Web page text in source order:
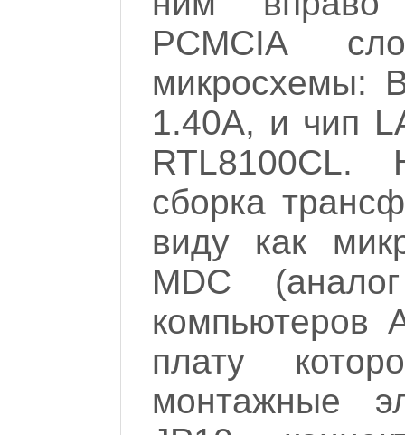
PCMCIA
микросхемы:
1.40A, и чип
сборка
виду как
MDC
компьютеров
плату
монтажные